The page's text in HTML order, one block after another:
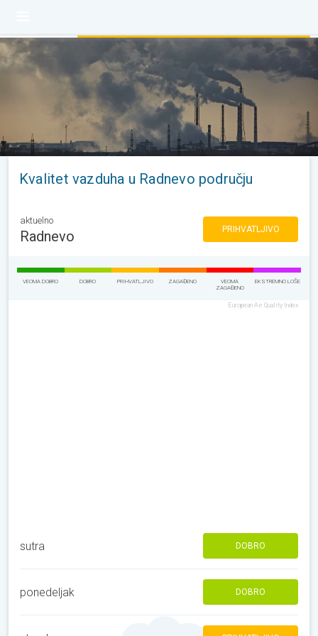
Kvalitet vazduha u Radnevo području
aktuelno
Radnevo PRIHVATLJIVO
VEOMA DOBRO DOBRO PRIHVATLJIVO ZAGAĐENO
VEOMA
ZAGAĐENO
EKSTREMNO LOŠE
European Air Quality Index
sutra DOBRO
ponedeljak DOBRO